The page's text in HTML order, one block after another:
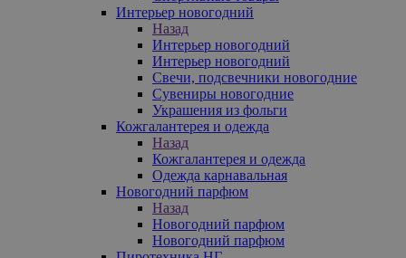
Интерьер новогодний
Назад
Интерьер новогодний
Интерьер новогодний
Свечи, подсвечники новогодние
Сувениры новогодние
Украшения из фольги
Кожгалантерея и одежда
Назад
Кожгалантерея и одежда
Одежда карнавальная
Новогодний парфюм
Назад
Новогодний парфюм
Новогодний парфюм